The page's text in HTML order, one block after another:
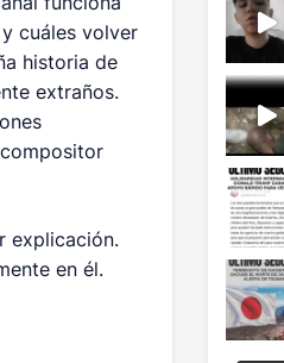
cuáles volver
historia de
extraños.
explicación.
en él.